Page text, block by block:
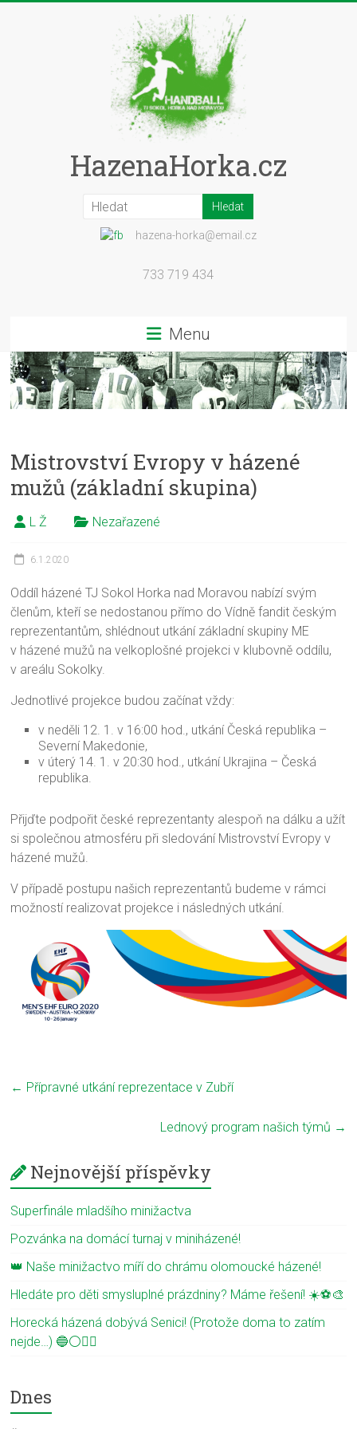
HazenaHorka.cz
hazena-horka@email.cz
733 719 434
Menu
Mistrovství Evropy v házené
mužů (základní skupina)
L Ž Nezařazené
6.1.2020
Oddíl házené TJ Sokol Horka nad Moravou nabízí svým
členům, kteří se nedostanou přímo do Vídně fandit českým
reprezentantům, shlédnout utkání základní skupiny ME
v házené mužů na velkoplošné projekci v klubovně oddílu,
v areálu Sokolky.
Jednotlivé projekce budou začínat vždy:
v neděli 12. 1. v 16:00 hod., utkání Česká republika –
Severní Makedonie,
v úterý 14. 1. v 20:30 hod., utkání Ukrajina – Česká
republika.
Přijďte podpořit české reprezentanty alespoň na dálku a užít
si společnou atmosféru při sledování Mistrovství Evropy v
házené mužů.
V případě postupu našich reprezentantů budeme v rámci
možností realizovat projekce i následných utkání.
← Přípravné utkání reprezentace v Zubří
Lednový program našich týmů →
Nejnovější příspěvky
Superfinále mladšího minižactva
Pozvánka na domácí turnaj v miniházené!
👑 Naše minižactvo míří do chrámu olomoucké házené!
Hledáte pro děti smysluplné prázdniny? Máme řešení! ☀️⚽🎨
Horecká házená dobývá Senici! (Protože doma to zatím
nejde…) 🔵⚪🤾‍♂️
Dnes